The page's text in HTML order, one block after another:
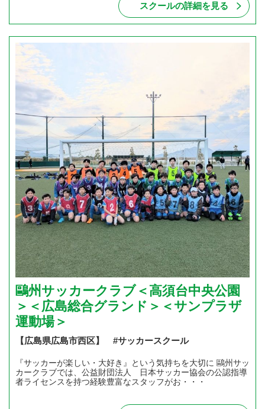
スクールの詳細を見る
鷗州サッカークラブ＜高須台中央公園
＞＜広島総合グランド＞＜サンプラザ
運動場＞
【広島県広島市西区】 #サッカースクール
『サッカーが楽しい・大好き』という気持ちを大切に 鷗州サッ
カークラブでは、公益財団法人 日本サッカー協会の公認指導
者ライセンスを持つ経験豊富なスタッフがお・・・